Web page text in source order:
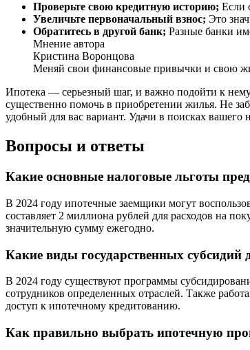
Проверьте свою кредитную историю; Если
Увеличьте первоначальный взнос; Это
Обратитесь в другой банк; Разные банки
Мнение автора
Кристина Воронцова
Меняй свои финансовые привычки и свою
Ипотека — серьезный шаг, и важно подойти к
существенно помочь в приобретении жилья. Не
удобный для вас вариант. Удачи в поисках вашего
Вопросы и ответы
Какие основные налоговые льготы
В 2024 году ипотечные заемщики могут
составляет 2 миллиона рублей для расходов на
значительную сумму ежегодно.
Какие виды государственных субсидий
В 2024 году существуют программы
сотрудников определенных отраслей. Также
доступ к ипотечному кредитованию.
Как правильно выбрать ипотечную